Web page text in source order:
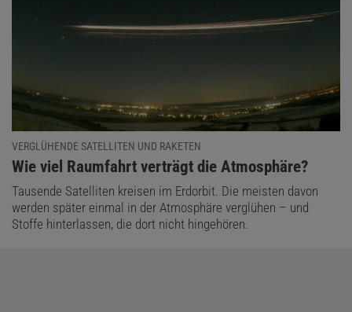
VERGLÜHENDE SATELLITEN UND RAKETEN
:
Wie viel Raumfahrt verträgt die Atmosphäre?
Tausende Satelliten kreisen im Erdorbit. Die meisten davon
werden später einmal in der Atmosphäre verglühen – und
Stoffe hinterlassen, die dort nicht hingehören.